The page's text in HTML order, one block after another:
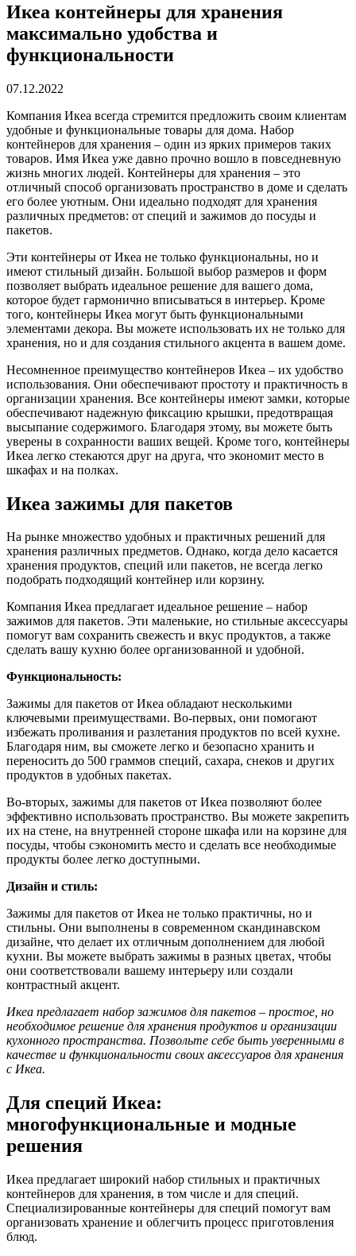
Икеа контейнеры для хранения
максимально удобства и
функциональности
07.12.2022
Компания Икеа всегда стремится предложить своим клиентам
удобные и функциональные товары для дома. Набор
контейнеров для хранения – один из ярких примеров таких
товаров. Имя Икеа уже давно прочно вошло в повседневную
жизнь многих людей. Контейнеры для хранения – это
отличный способ организовать пространство в доме и сделать
его более уютным. Они идеально подходят для хранения
различных предметов: от специй и зажимов до посуды и
пакетов.
Эти контейнеры от Икеа не только функциональны, но и
имеют стильный дизайн. Большой выбор размеров и форм
позволяет выбрать идеальное решение для вашего дома,
которое будет гармонично вписываться в интерьер. Кроме
того, контейнеры Икеа могут быть функциональными
элементами декора. Вы можете использовать их не только для
хранения, но и для создания стильного акцента в вашем доме.
Несомненное преимущество контейнеров Икеа – их удобство
использования. Они обеспечивают простоту и практичность в
организации хранения. Все контейнеры имеют замки, которые
обеспечивают надежную фиксацию крышки, предотвращая
высыпание содержимого. Благодаря этому, вы можете быть
уверены в сохранности ваших вещей. Кроме того, контейнеры
Икеа легко стекаются друг на друга, что экономит место в
шкафах и на полках.
Икеа зажимы для пакетов
На рынке множество удобных и практичных решений для
хранения различных предметов. Однако, когда дело касается
хранения продуктов, специй или пакетов, не всегда легко
подобрать подходящий контейнер или корзину.
Компания Икеа предлагает идеальное решение – набор
зажимов для пакетов. Эти маленькие, но стильные аксессуары
помогут вам сохранить свежесть и вкус продуктов, а также
сделать вашу кухню более организованной и удобной.
Функциональность:
Зажимы для пакетов от Икеа обладают несколькими
ключевыми преимуществами. Во-первых, они помогают
избежать проливания и разлетания продуктов по всей кухне.
Благодаря ним, вы сможете легко и безопасно хранить и
переносить до 500 граммов специй, сахара, снеков и других
продуктов в удобных пакетах.
Во-вторых, зажимы для пакетов от Икеа позволяют более
эффективно использовать пространство. Вы можете закрепить
их на стене, на внутренней стороне шкафа или на корзине для
посуды, чтобы сэкономить место и сделать все необходимые
продукты более легко доступными.
Дизайн и стиль:
Зажимы для пакетов от Икеа не только практичны, но и
стильны. Они выполнены в современном скандинавском
дизайне, что делает их отличным дополнением для любой
кухни. Вы можете выбрать зажимы в разных цветах, чтобы
они соответствовали вашему интерьеру или создали
контрастный акцент.
Икеа предлагает набор зажимов для пакетов – простое, но
необходимое решение для хранения продуктов и организации
кухонного пространства. Позвольте себе быть уверенными в
качестве и функциональности своих аксессуаров для хранения
с Икеа.
Для специй Икеа:
многофункциональные и модные
решения
Икеа предлагает широкий набор стильных и практичных
контейнеров для хранения, в том числе и для специй.
Специализированные контейнеры для специй помогут вам
организовать хранение и облегчить процесс приготовления
блюд.